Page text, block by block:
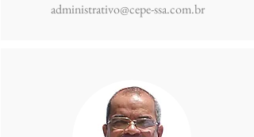
administrativo@cepe-ssa.com.br